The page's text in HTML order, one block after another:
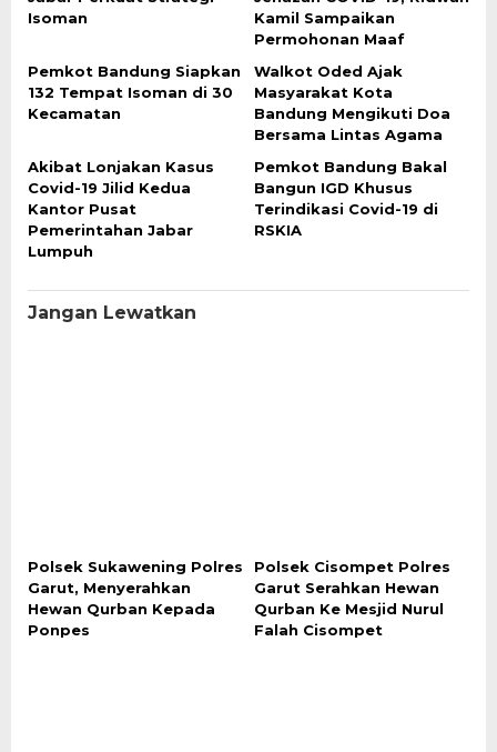
Isoman
Kamil Sampaikan
Permohonan Maaf
Pemkot Bandung Siapkan
132 Tempat Isoman di 30
Kecamatan
Walkot Oded Ajak
Masyarakat Kota
Bandung Mengikuti Doa
Bersama Lintas Agama
Akibat Lonjakan Kasus
Covid-19 Jilid Kedua
Kantor Pusat
Pemerintahan Jabar
Lumpuh
Pemkot Bandung Bakal
Bangun IGD Khusus
Terindikasi Covid-19 di
RSKIA
Jangan Lewatkan
Polsek Sukawening Polres
Garut, Menyerahkan
Hewan Qurban Kepada
Ponpes
Polsek Cisompet Polres
Garut Serahkan Hewan
Qurban Ke Mesjid Nurul
Falah Cisompet